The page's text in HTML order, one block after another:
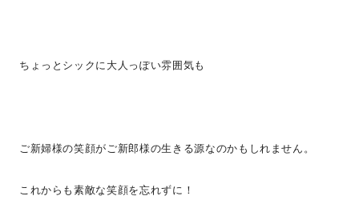
ちょっとシックに大人っぽい雰囲気も
ご新婦様の笑顔がご新郎様の生きる源なのかもしれません。
これからも素敵な笑顔を忘れずに！